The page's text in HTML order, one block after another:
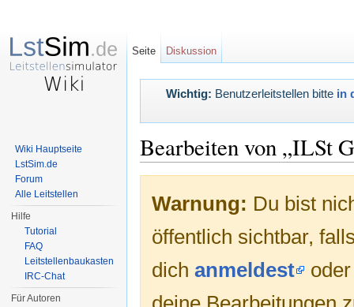
Wichtig: Benutzerleitstellen bitte in
Bearbeiten von „ILSt
Warnung: Du bist
öffentlich sichtbar,
dich anmeldest
Seite Diskussion
Wiki Hauptseite
LstSim.de
Forum
Alle Leitstellen
Hilfe
Tutorial
FAQ
Leitstellenbaukasten
IRC-Chat
Für Autoren